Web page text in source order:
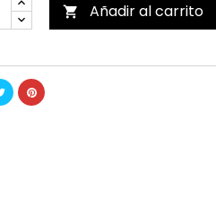
 Añadir al carrito